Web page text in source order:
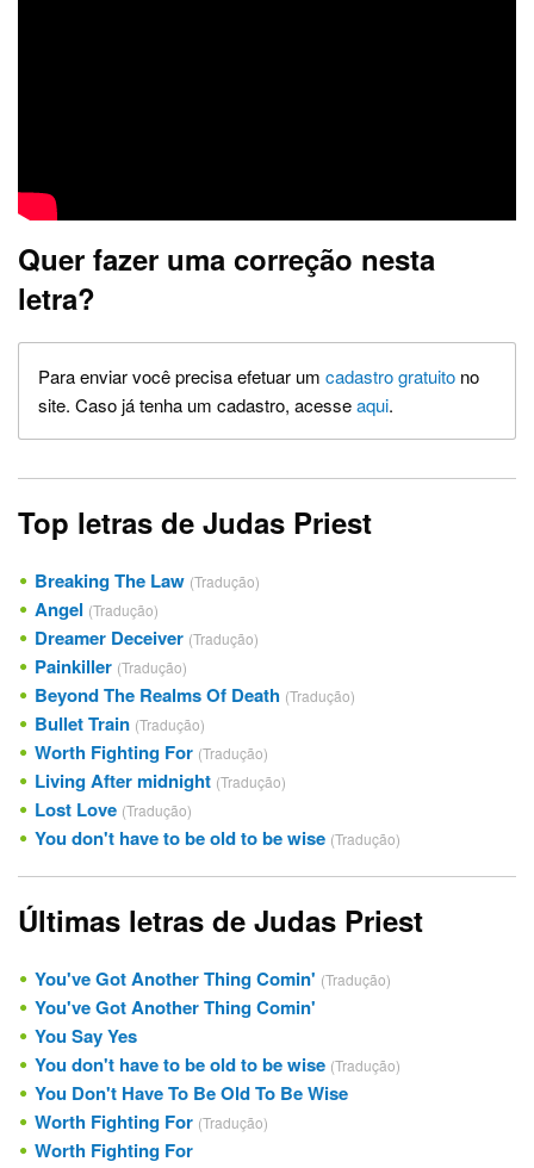
Quer fazer uma correção nesta
letra?
Para enviar você precisa efetuar um cadastro gratuito no
site. Caso já tenha um cadastro, acesseaqui.
Top letras de Judas Priest
Breaking The Law (Tradução)
Angel (Tradução)
Dreamer Deceiver (Tradução)
Painkiller (Tradução)
Beyond The Realms Of Death (Tradução)
Bullet Train (Tradução)
Worth Fighting For (Tradução)
Living After midnight (Tradução)
Lost Love (Tradução)
You don't have to be old to be wise (Tradução)
Últimas letras de Judas Priest
You've Got Another Thing Comin' (Tradução)
You've Got Another Thing Comin'
You Say Yes
You don't have to be old to be wise (Tradução)
You Don't Have To Be Old To Be Wise
Worth Fighting For (Tradução)
Worth Fighting For